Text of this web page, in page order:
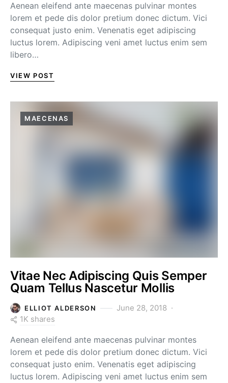
Aenean eleifend ante maecenas pulvinar montes
lorem et pede dis dolor pretium donec dictum. Vici
consequat justo enim. Venenatis eget adipiscing
luctus lorem. Adipiscing veni amet luctus enim sem
libero…
VIEW POST
MAECENAS
Vitae Nec Adipiscing Quis Semper
Quam Tellus Nascetur Mollis
ELLIOT ALDERSON
June 28, 2018
1K shares
Aenean eleifend ante maecenas pulvinar montes
lorem et pede dis dolor pretium donec dictum. Vici
consequat justo enim. Venenatis eget adipiscing
luctus lorem. Adipiscing veni amet luctus enim sem